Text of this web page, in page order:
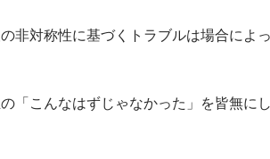
非対称性に基づくトラブルは場合によ
「こんなはずじゃなかった」を皆無に